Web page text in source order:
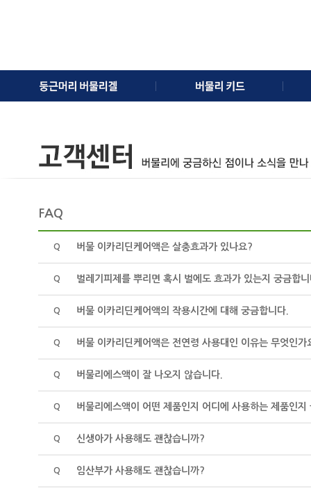
FAQ
Q 버물 이카리딘케어액은 살충효과가 있나요?
Q 벌레기피제를 뿌리면 혹시 벌에도 효과가 있는지 궁금합
Q 버물 이카리딘케어액의 작용시간에 대해 궁금합니다.
Q 버물 이카리딘케어액은 전연령 사용대인 이유는 무엇인가
Q 버물리에스액이 잘 나오지 않습니다.
Q 버물리에스액이 어떤 제품인지 어디에 사용하는 제품인지
Q 신생아가 사용해도 괜찮습니까?
Q 임산부가 사용해도 괜찮습니까?